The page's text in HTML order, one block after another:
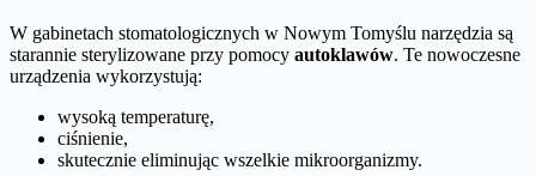
W gabinetach stomatologicznych w Nowym Tomyślu narzędzia są
starannie sterylizowane przy pomocy autoklawów. Te nowoczesne
urządzenia wykorzystują:
wysoką temperaturę,
ciśnienie,
skutecznie eliminując wszelkie mikroorganizmy.